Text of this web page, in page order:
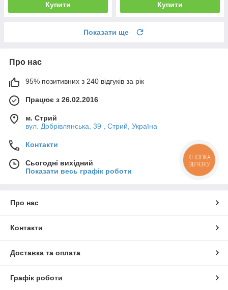
Купити Купити
Показати ще
Про нас
95% позитивних з 240 відгуків за рік
Працює з 26.02.2016
м. Стрий
вул. Добрівлянська, 39 , Стрий, Україна
Контакти
Сьогодні вихідний
Показати весь графік роботи
Про нас
Контакти
Доставка та оплата
Графік роботи
КНОПКА
ЗВ'ЯЗКУ